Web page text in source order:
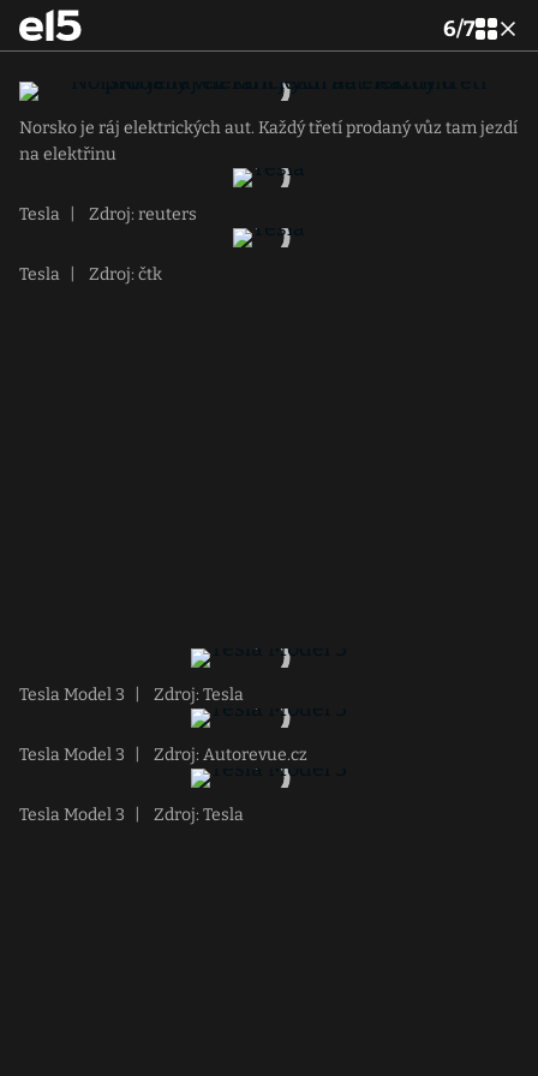
6/7
Norsko je ráj elektrických aut. Každý třetí prodaný vůz tam jezdí
na elektřinu
Tesla Zdroj: reuters
Tesla Zdroj: čtk
Tesla Model 3 Zdroj: Tesla
Tesla Model 3 Zdroj: Autorevue.cz
Tesla Model 3 Zdroj: Tesla